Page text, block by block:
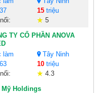
15triệu
5
TY CỔ PHẦN ANOVA
làm
Tây Ninh
10triệu
4.3
Mỹ Holdings